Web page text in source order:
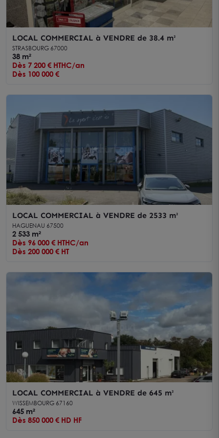
LOCAL COMMERCIAL à VENDRE de 38.4 m²
STRASBOURG 67000
38 m²
Dès 7 200 € HTHC/an
Dès 100 000 €
LOCAL COMMERCIAL à VENDRE de 2533 m²
HAGUENAU 67500
2 533 m²
Dès 96 000 € HTHC/an
Dès 200 000 € HT
LOCAL COMMERCIAL à VENDRE de 645 m²
WISSEMBOURG 67160
645 m²
Dès 850 000 € HD HF